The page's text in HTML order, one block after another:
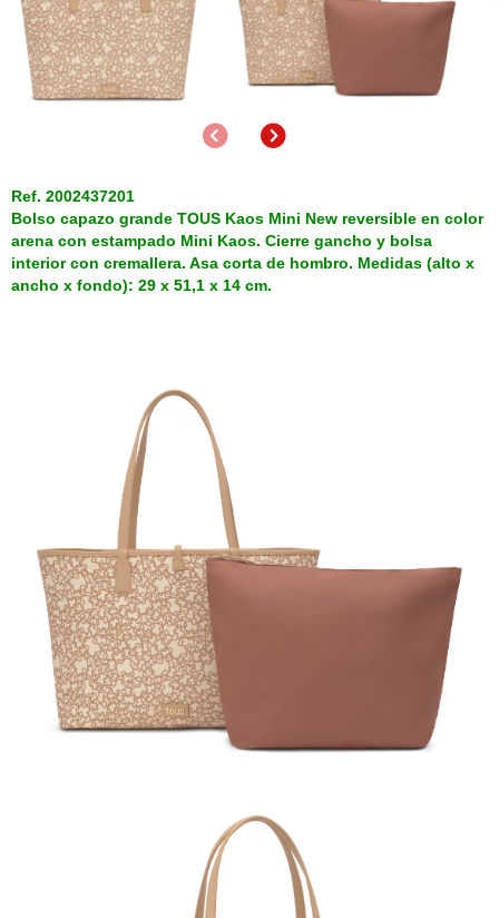
AnteriorSiguiente
Ref. 2002437201
Bolso capazo grande TOUS Kaos Mini New reversible en color
arena con estampado Mini Kaos. Cierre gancho y bolsa
interior con cremallera. Asa corta de hombro. Medidas (alto x
ancho x fondo): 29 x 51,1 x 14 cm.